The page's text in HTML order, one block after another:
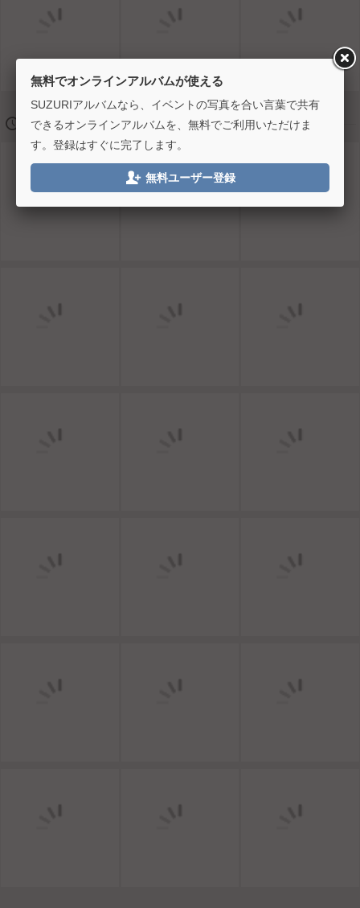
🕔 2016/08/20 13:00
無料でオンラインアルバムが使える
SUZURIアルバムなら、イベントの写真を合い言葉で共有
できるオンラインアルバムを、無料でご利用いただけま
す。登録はすぐに完了します。
 無料ユーザー登録